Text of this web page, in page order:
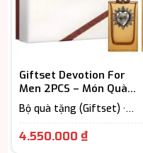
Giftset Devotion For
Men 2PCS – Món Quà
Lịch Lãm Dành Cho Quý
Ông
Bộ quà tặng (Giftset) ·
hương trên 12h) · Nước Hoa
4.550.000₫